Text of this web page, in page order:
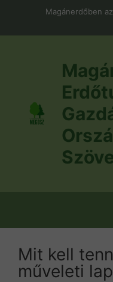
Magánerdőben
Mit kell
műveleti